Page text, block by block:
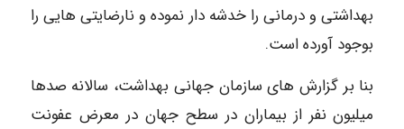
بهداشتی و درمانی را خدشه دار نموده و نارضایتی هایی را
بوجود آورده است.
بنا بر گزارش های سازمان جهانی بهداشت، سالانه صدها
میلیون نفر از بیماران در سطح جهان در معرض عفونت